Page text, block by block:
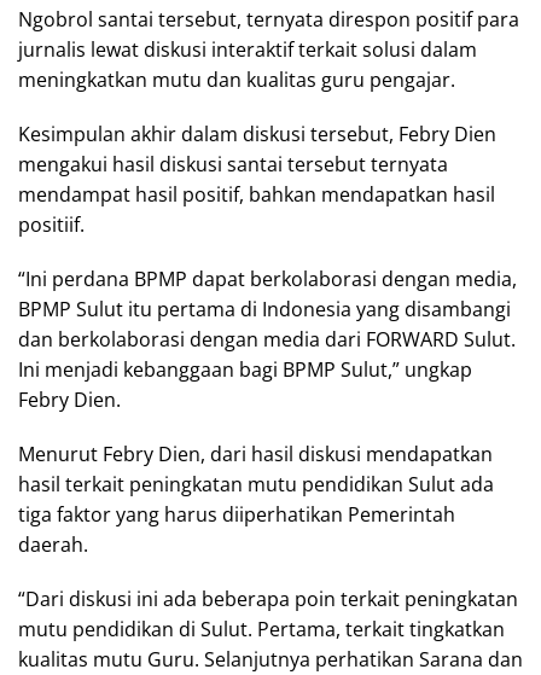
Ngobrol santai tersebut, ternyata direspon positif para
jurnalis lewat diskusi interaktif terkait solusi dalam
meningkatkan mutu dan kualitas guru pengajar.
Kesimpulan akhir dalam diskusi tersebut, Febry Dien
mengakui hasil diskusi santai tersebut ternyata
mendampat hasil positif, bahkan mendapatkan hasil
positiif.
“Ini perdana BPMP dapat berkolaborasi dengan media,
BPMP Sulut itu pertama di Indonesia yang disambangi
dan berkolaborasi dengan media dari FORWARD Sulut.
Ini menjadi kebanggaan bagi BPMP Sulut,” ungkap
Febry Dien.
Menurut Febry Dien, dari hasil diskusi mendapatkan
hasil terkait peningkatan mutu pendidikan Sulut ada
tiga faktor yang harus diiperhatikan Pemerintah
daerah.
“Dari diskusi ini ada beberapa poin terkait peningkatan
mutu pendidikan di Sulut. Pertama, terkait tingkatkan
kualitas mutu Guru. Selanjutnya perhatikan Sarana dan